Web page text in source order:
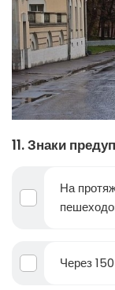
11. Знаки
На
Через